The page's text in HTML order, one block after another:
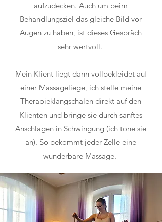
aufzudecken. Auch um beim
Behandlungsziel das gleiche Bild vor
Augen zu haben, ist dieses Gespräch
sehr wertvoll.
Mein Klient liegt dann vollbekleidet auf
einer Massageliege, ich stelle meine
Therapieklangschalen direkt auf den
Klienten und bringe sie durch sanftes
Anschlagen in Schwingung (ich tone sie
an). So bekommt jeder Zelle eine
wunderbare Massage.